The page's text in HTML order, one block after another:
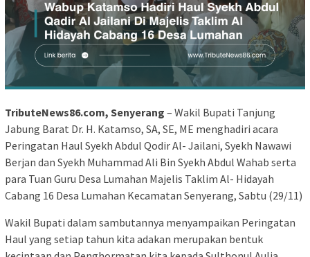
TributeNews86.com, Senyerang – Wakil Bupati Tanjung
Jabung Barat Dr. H. Katamso, SA, SE, ME menghadiri acara
Peringatan Haul Syekh Abdul Qodir Al- Jailani, Syekh Nawawi
Berjan dan Syekh Muhammad Ali Bin Syekh Abdul Wahab serta
para Tuan Guru Desa Lumahan Majelis Taklim Al- Hidayah
Cabang 16 Desa Lumahan Kecamatan Senyerang, Sabtu (29/11)
Wakil Bupati dalam sambutannya menyampaikan Peringatan
Haul yang setiap tahun kita adakan merupakan bentuk